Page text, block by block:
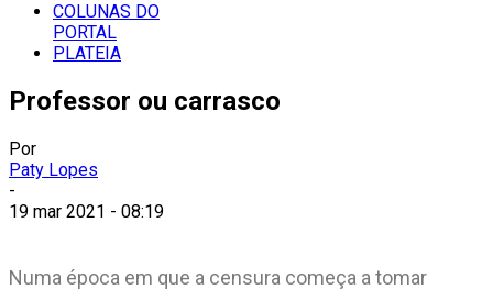
COLUNAS DO
PORTAL
PLATEIA
Professor ou carrasco
Por
Paty Lopes
-
19 mar 2021 - 08:19
Numa época em que a censura começa a tomar